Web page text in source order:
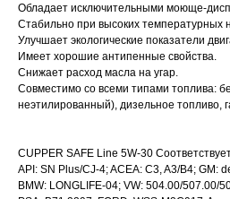
Обладает исключительными моюще-
Стабильно при высоких температурных
Улучшает экологические показатели
Имеет хорошие антипенные свойства.
Снижает расход масла на угар.
Совместимо со всеми типами топлива:
неэтилированный), дизельное топливо,
CUPPER SAFE Line 5W-30
API: SN Plus/CJ-4; ACEA: C3, A3/B4; GM:
BMW: LONGLIFE-04; VW: 504.00/507.00/